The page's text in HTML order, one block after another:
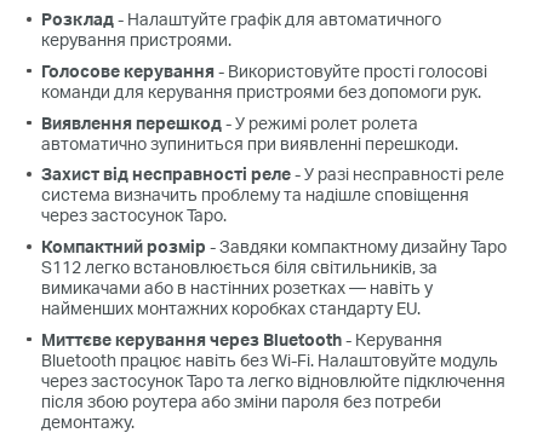
Розклад- Налаштуйте графік для автоматичного
керування пристроями.
Голосове керування- Використовуйте прості голосові
команди для керування пристроями без допомоги рук.
Виявлення перешкод- У режимі ролет ролета
автоматично зупиниться при виявленні перешкоди.
Захист від несправності реле- У разі несправності реле
система визначить проблему та надішле сповіщення
через застосунок Tapo.
Компактний розмір - Завдяки компактному дизайну Tapo
S112 легко встановлюється біля світильників, за
вимикачами або в настінних розетках — навіть у
найменших монтажних коробках стандарту EU.
Миттєве керування через Bluetooth- Керування
Bluetooth працює навіть без Wi-Fi. Налаштовуйте модуль
через застосунок Tapo та легко відновлюйте підключення
після збою роутера або зміни пароля без потреби
демонтажу.